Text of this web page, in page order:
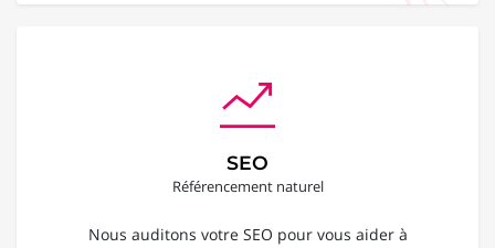
SEO
Référencement naturel
Nous auditons votre SEO pour vous aider à